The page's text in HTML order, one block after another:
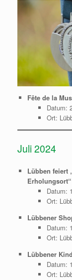
Fête de la
Datum:
Ort:
Juli 2024
Lübben feiert
Erholungsort“
Datum:
Ort:
Lübbener
Datum:
Ort:
Lübbener
Datum:
Ort: